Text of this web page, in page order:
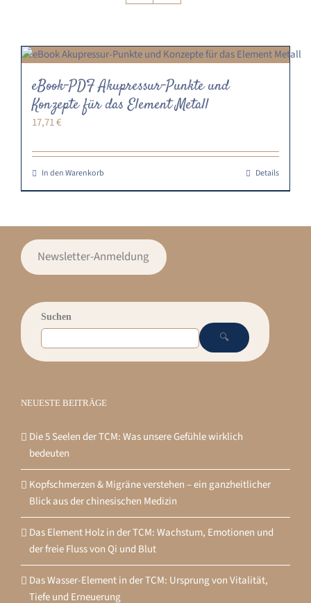
eBook-PDF Akupressur-Punkte und
Konzepte für das Element Metall
17,71€
In den Warenkorb Details
Newsletter-Anmeldung
Suchen
🔍
NEUESTE BEITRÄGE
Die 5 Seelen der TCM: Was unsere Gefühle wirklich
bedeuten
Kopfschmerzen & Migräne verstehen – ein ganzheitlicher
Blick aus der chinesischen Medizin
Das Element Holz in der TCM: Wachstum, Emotionen und
der freie Fluss von Qi und Blut
Das Wasser-Element in der TCM: Ursprung von Vitalität,
Tiefe und Erneuerung